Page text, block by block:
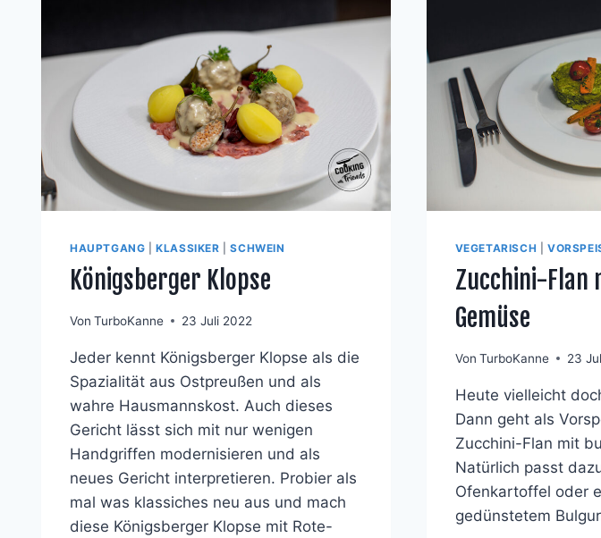
HAUPTGANG |KLASSIKER |SCHWEIN
Königsberger Klopse
Von TurboKanne 23 Juli 2022
Jeder kennt Königsberger Klopse als die
Spazialität aus Ostpreußen und als
wahre Hausmannskost. Auch dieses
Gericht lässt sich mit nur wenigen
Handgriffen modernisieren und als
neues Gericht interpretieren. Probier als
mal was klassiches neu aus und mach
diese Königsberger Klopse mit Rote-
VEGETARISCH
Zucchini-Flan
Gemüse
Von TurboKanne 23
Heute vielleicht
Dann geht als
Zucchini-Flan mit
Natürlich passt
Ofenkartoffel oder
gedünstetem